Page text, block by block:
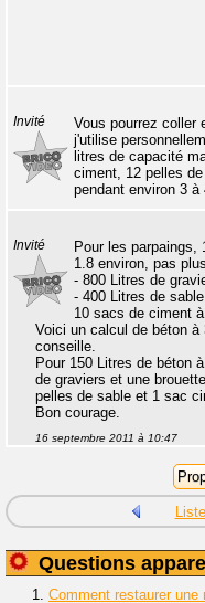
Invité
Vous pourrez coller
j'utilise
litres de capacité
ciment, 12 pelles
pendant environ 3 à
Invité
Pour les parpaings,
1.8 environ, pas
- 800 Litres de
- 400 Litres de
10 sacs de ciment
Voici un calcul de béton
conseille.
Pour 150 Litres de béton
de graviers et une
pelles de sable et 1 sac
Bon courage.
16 septembre 2011 à 10:47
Questions
1. Comment restaurer une